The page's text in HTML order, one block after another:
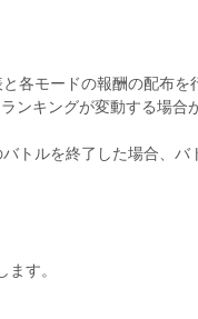
各モードの報酬の配布を
ンキングが変動する場合
トルを終了した場合、バ
す。